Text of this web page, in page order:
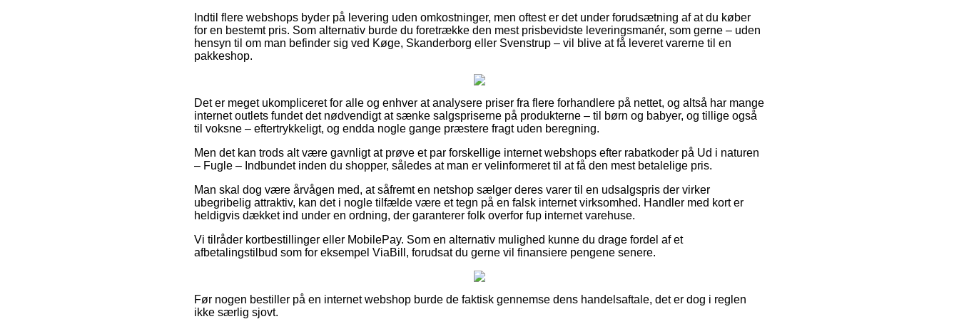
Indtil flere webshops byder på levering uden omkostninger, men oftest er det under forudsætning af at du køber
for en bestemt pris. Som alternativ burde du foretrække den mest prisbevidste leveringsmanér, som gerne – uden
hensyn til om man befinder sig ved Køge, Skanderborg eller Svenstrup – vil blive at få leveret varerne til en
pakkeshop.
Det er meget ukompliceret for alle og enhver at analysere priser fra flere forhandlere på nettet, og altså har mange
internet outlets fundet det nødvendigt at sænke salgspriserne på produkterne – til børn og babyer, og tillige også
til voksne – eftertrykkeligt, og endda nogle gange præstere fragt uden beregning.
Men det kan trods alt være gavnligt at prøve et par forskellige internet webshops efter rabatkoder på Ud i naturen
– Fugle – Indbundet inden du shopper, således at man er velinformeret til at få den mest betalelige pris.
Man skal dog være årvågen med, at såfremt en netshop sælger deres varer til en udsalgspris der virker
ubegribelig attraktiv, kan det i nogle tilfælde være et tegn på en falsk internet virksomhed. Handler med kort er
heldigvis dækket ind under en ordning, der garanterer folk overfor fup internet varehuse.
Vi tilråder kortbestillinger eller MobilePay. Som en alternativ mulighed kunne du drage fordel af et
afbetalingstilbud som for eksempel ViaBill, forudsat du gerne vil finansiere pengene senere.
Før nogen bestiller på en internet webshop burde de faktisk gennemse dens handelsaftale, det er dog i reglen
ikke særlig sjovt.